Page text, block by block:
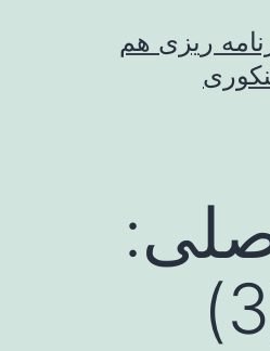
ریزی هم